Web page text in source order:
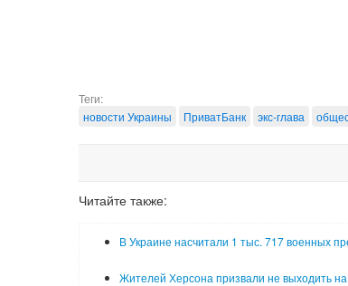
Теги:
новости Украины
ПриватБанк экс-глава
Читайте также:
В Украине насчитали 1 тыс. 717 военных
Жителей Херсона призвали не выходить